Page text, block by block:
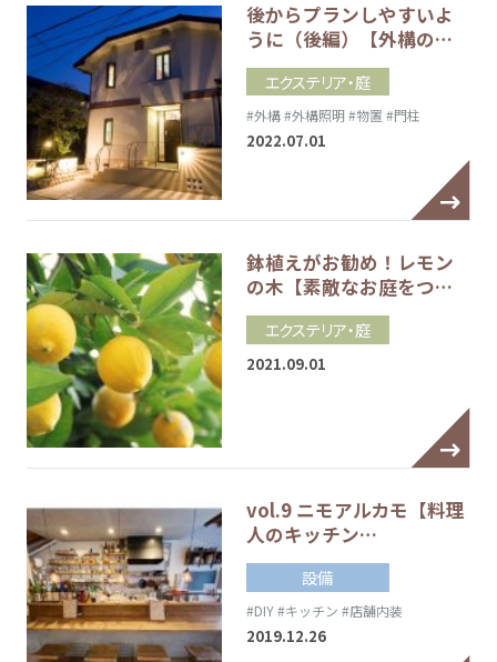
後からプランしやすいよ
うに（後編）【外構の…
エクステリア・庭
#外構#外構照明 #物置 #門柱
2022.07.01
鉢植えがお勧め！レモン
の木【素敵なお庭をつ…
エクステリア・庭
2021.09.01
vol.9 ニモアルカモ【料理
人のキッチン…
設備
#DIY#キッチン #店舗内装
2019.12.26